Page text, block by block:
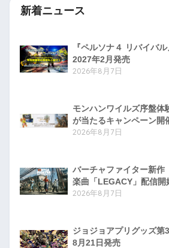
新着ニュース
『ペルソナ４ リバイバ
2027年2月発売
2026年8月7日
モンハンワイルズ序盤体
が当たるキャンペーン開
2026年8月7日
バーチャファイター新作
楽曲「LEGACY」配信開
2026年8月7日
ジョジョアプリグッズ第
8月21日発売